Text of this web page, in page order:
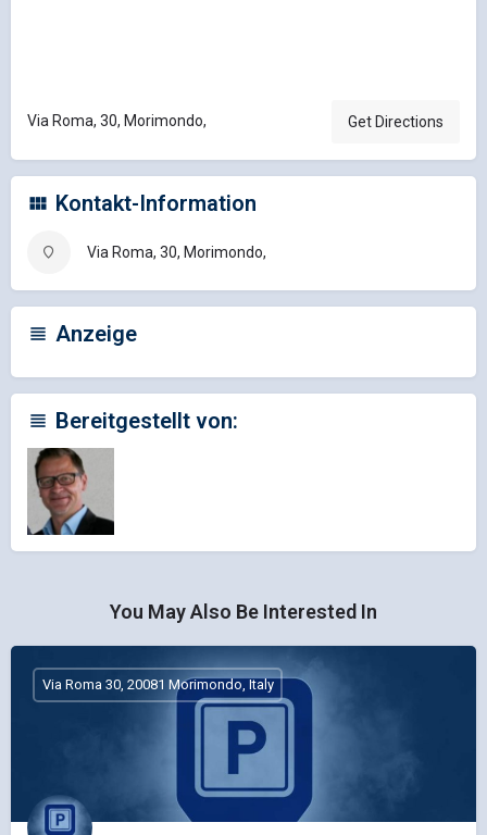
Via Roma, 30, Morimondo, Get Directions
Kontakt-Information
Via Roma, 30, Morimondo,
Anzeige
Bereitgestellt von:
You May Also Be Interested In
Via Roma 30, 20081 Morimondo, Italy